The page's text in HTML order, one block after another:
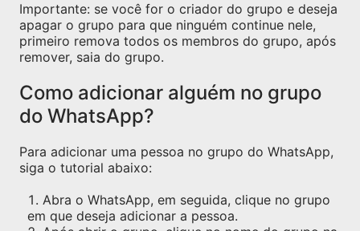
Importante: se você for o criador do grupo e deseja
apagar o grupo para que ninguém continue nele,
primeiro remova todos os membros do grupo, após
remover, saia do grupo.
Como adicionar alguém no grupo
do WhatsApp?
Para adicionar uma pessoa no grupo do WhatsApp,
siga o tutorial abaixo:
Abra o WhatsApp, em seguida, clique no grupo
em que deseja adicionar a pessoa.